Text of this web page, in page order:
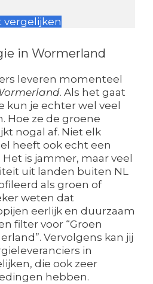
vergelijken
in Wormerland
leveren momenteel
. Als het gaat
kun je echter wel veel
Hoe ze de groene
nogal af. Niet elk
heeft ook echt een
is jammer, maar veel
uit landen buiten NL
als groen of
weten dat
eerlijk en duurzaam
filter voor “Groen
Vervolgens kan jij
in
die ook zeer
hebben.